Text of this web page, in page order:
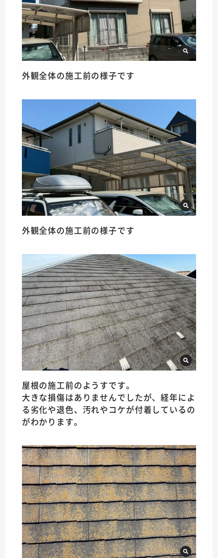
外観全体の施工前の様子です
外観全体の施工前の様子です
屋根の施工前のようすです。
大きな損傷はありませんでしたが、経年によ
る劣化や退色、汚れやコケが付着しているの
がわかります。